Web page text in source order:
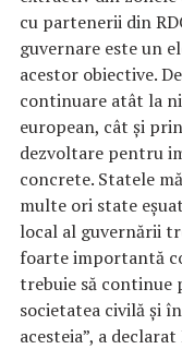
cu partenerii din
guvernare este un
acestor obiective.
continuare atât la
european, cât și
dezvoltare pentru
concrete. Statele
multe ori state
local al guvernării
foarte importantă
trebuie să continue
societatea civilă și
acesteia”, a